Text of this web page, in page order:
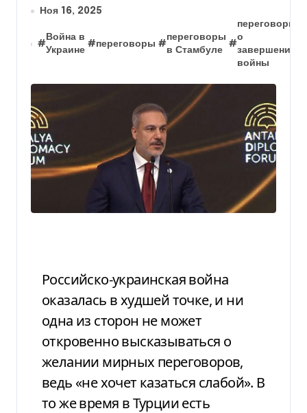
Ноя 16, 2025
#
Война в
Украине
#переговоры #
переговоры
в Стамбуле
#
переговоры
о
завершении
войны
Российско-украинская война
оказалась в худшей точке, и ни
одна из сторон не может
откровенно высказываться о
желании мирных переговоров,
ведь «не хочет казаться слабой». В
то же время в Турции есть